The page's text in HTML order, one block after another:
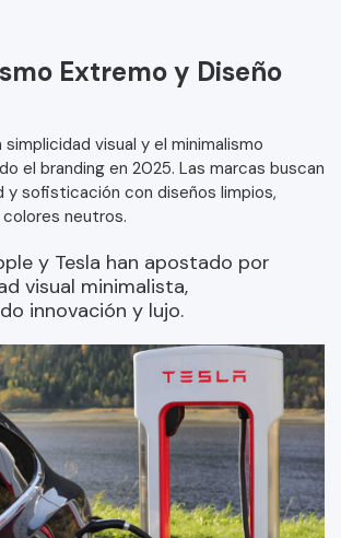
Extremo y Diseño
simplicidad visual y el minimalismo
el branding en 2025. Las marcas buscan
y sofisticación con diseños limpios,
neutros.
y Tesla han apostado por
visual minimalista,
innovación y lujo.